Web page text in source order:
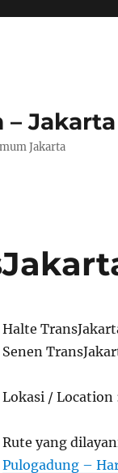
Jakarta
Jakarta
Halte
Senen
Lokasi / Location
Rute yang
Pulogadung –